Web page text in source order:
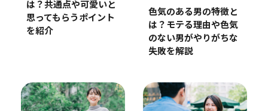
は？共通点や可愛いと
思ってもらうポイント
を紹介
色気のある男の特徴と
は？モテる理由や色気
のない男がやりがちな
失敗を解説